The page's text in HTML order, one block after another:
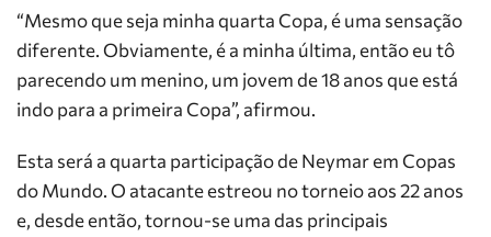
“Mesmo que seja minha quarta Copa, é uma sensação
diferente. Obviamente, é a minha última, então eu tô
parecendo um menino, um jovem de 18 anos que está
indo para a primeira Copa”, afirmou.
Esta será a quarta participação de Neymar em Copas
do Mundo. O atacante estreou no torneio aos 22 anos
e, desde então, tornou-se uma das principais